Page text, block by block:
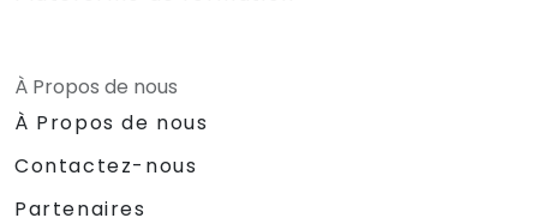
À Propos de nous
À Propos de nous
Contactez-nous
Partenaires